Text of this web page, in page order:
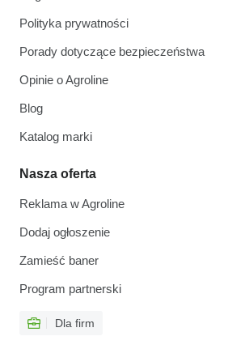
Polityka prywatności
Porady dotyczące bezpieczeństwa
Opinie o Agroline
Blog
Katalog marki
Nasza oferta
Reklama w Agroline
Dodaj ogłoszenie
Zamieść baner
Program partnerski
Dla firm